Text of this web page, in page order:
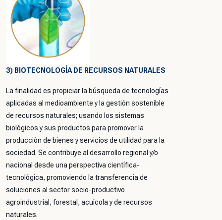
3) BIOTECNOLOGÍA DE RECURSOS NATURALES
La finalidad es propiciar la búsqueda de tecnologías
aplicadas al medioambiente y la gestión sostenible
de recursos naturales; usando los sistemas
biológicos y sus productos para promover la
producción de bienes y servicios de utilidad para la
sociedad. Se contribuye al desarrollo regional y/o
nacional desde una perspectiva científica-
tecnológica, promoviendo la transferencia de
soluciones al sector socio-productivo
agroindustrial, forestal, acuícola y de recursos
naturales.